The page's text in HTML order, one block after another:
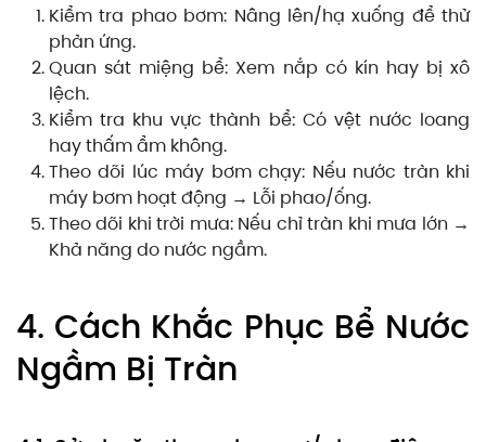
Kiểm tra phao bơm: Nâng lên/hạ xuống để thử
phản ứng.
Quan sát miệng bể: Xem nắp có kín hay bị xô
lệch.
Kiểm tra khu vực thành bể: Có vệt nước loang
hay thấm ẩm không.
Theo dõi lúc máy bơm chạy: Nếu nước tràn khi
máy bơm hoạt động → Lỗi phao/ống.
Theo dõi khi trời mưa: Nếu chỉ tràn khi mưa lớn →
Khả năng do nước ngầm.
4. Cách Khắc Phục Bể Nước
Ngầm Bị Tràn